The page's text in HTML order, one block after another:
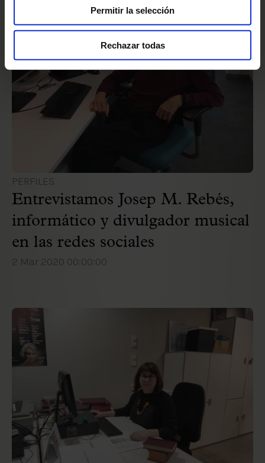
Permitir la selección
Rechazar todas
PERFILES
Entrevistamos Josep M. Rebés,
informático y divulgador musical
en las redes sociales
2 Mar 2020 00:00:00